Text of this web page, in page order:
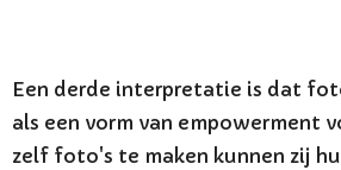
Een derde interpretatie is dat
als een vorm van empowerment
zelf foto's te maken kunnen zij